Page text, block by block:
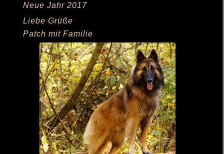
Neue Jahr 2017
Liebe Grüße
Patch mit Familie